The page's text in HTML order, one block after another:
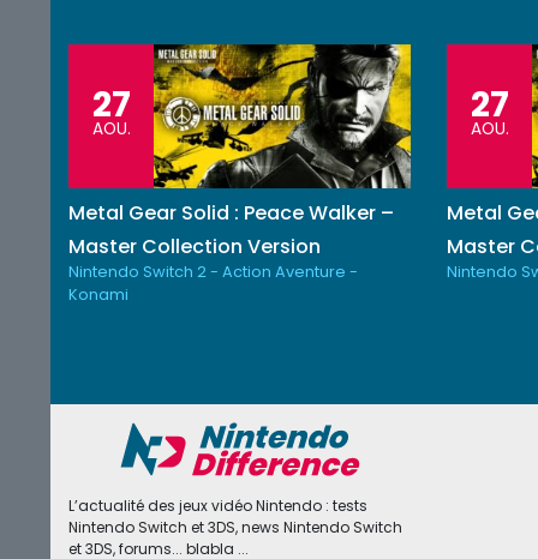
27
AOU.
Metal Gear Solid : Peace Walker –
Master Collection Version
Nintendo Switch 2 - Action Aventure -
Konami
27
AOU.
Metal
Master
Nintendo
L’actualité des jeux vidéo Nintendo : tests
Nintendo Switch et 3DS, news Nintendo Switch
et 3DS, forums... blabla ...